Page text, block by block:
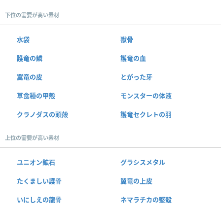
下位の需要が高い素材
水袋 獣骨
護竜の鱗 護竜の血
翼竜の皮 とがった牙
草食種の甲殻 モンスターの体液
クラノダスの頭殻 護竜セクレトの羽
上位の需要が高い素材
ユニオン鉱石 グラシスメタル
たくましい護骨 翼竜の上皮
いにしえの龍骨 ネマラチカの堅殻